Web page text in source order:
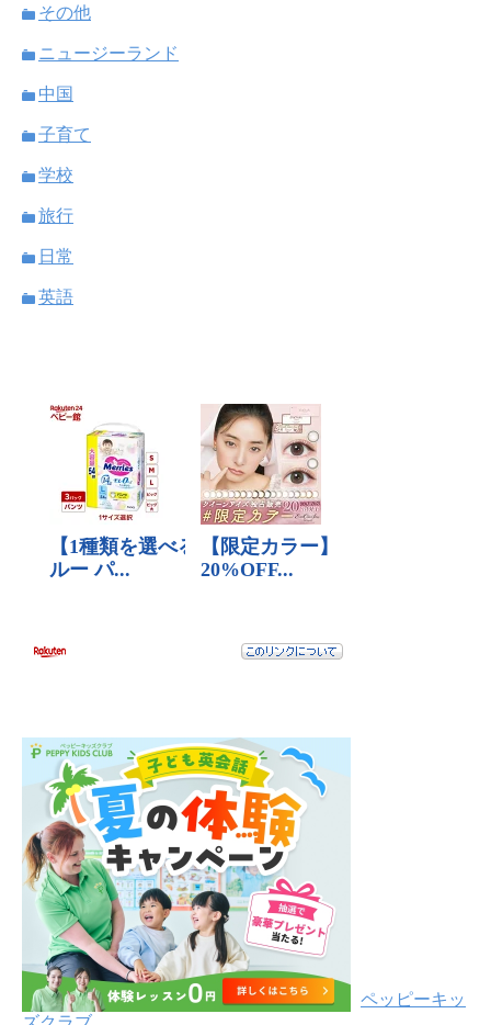
その他
ニュージーランド
中国
子育て
学校
旅行
日常
英語
ペッピーキッ